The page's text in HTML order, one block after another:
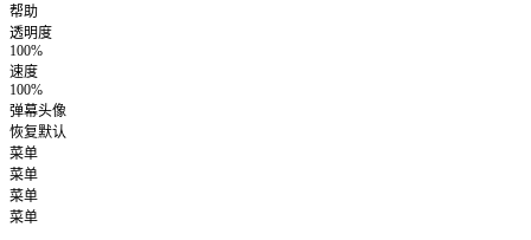
帮助
透明度
100%
速度
100%
弹幕头像
恢复默认
菜单
菜单
菜单
菜单